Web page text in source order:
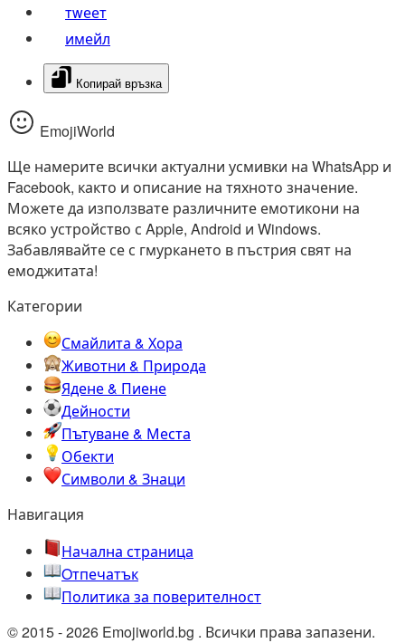
тwеет
имейл
Копирай връзка
EmojiWorld
Ще намерите всички актуални усмивки на WhatsApp и
Facebook, както и описание на тяхното значение.
Можете да използвате различните емотикони на
всяко устройство с Apple, Android и Windows.
Забавлявайте се с гмуркането в пъстрия свят на
емоджитата!
Категории
Смайлита & Хора
Животни & Природа
Ядене & Пиене
Дейности
Пътуване & Места
Обекти
Символи & Знаци
Навигация
Начална страница
Oтпечатък
Политика за поверителност
© 2015 - 2026 Emojiworld.bg . Всички права запазени.